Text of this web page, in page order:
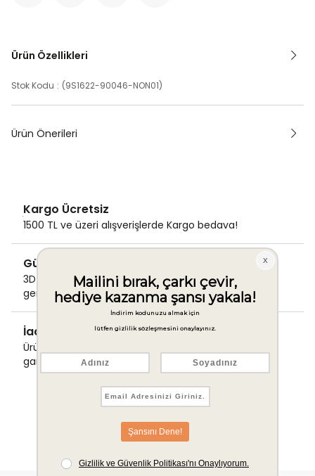
Ürün Özellikleri
Stok Kodu (9S1622-90046-NON01)
Ürün Önerileri
Kargo Ücretsiz
1500 TL ve üzeri alışverişlerde Kargo bedava!
Güvenli Ödeme
3D Secure ile güvenli ödemenizi
gerçekleştirin.
İade & Değişim Garantisi
Ürünlerinizde sorunsuz iade ve değişim
garantisi.